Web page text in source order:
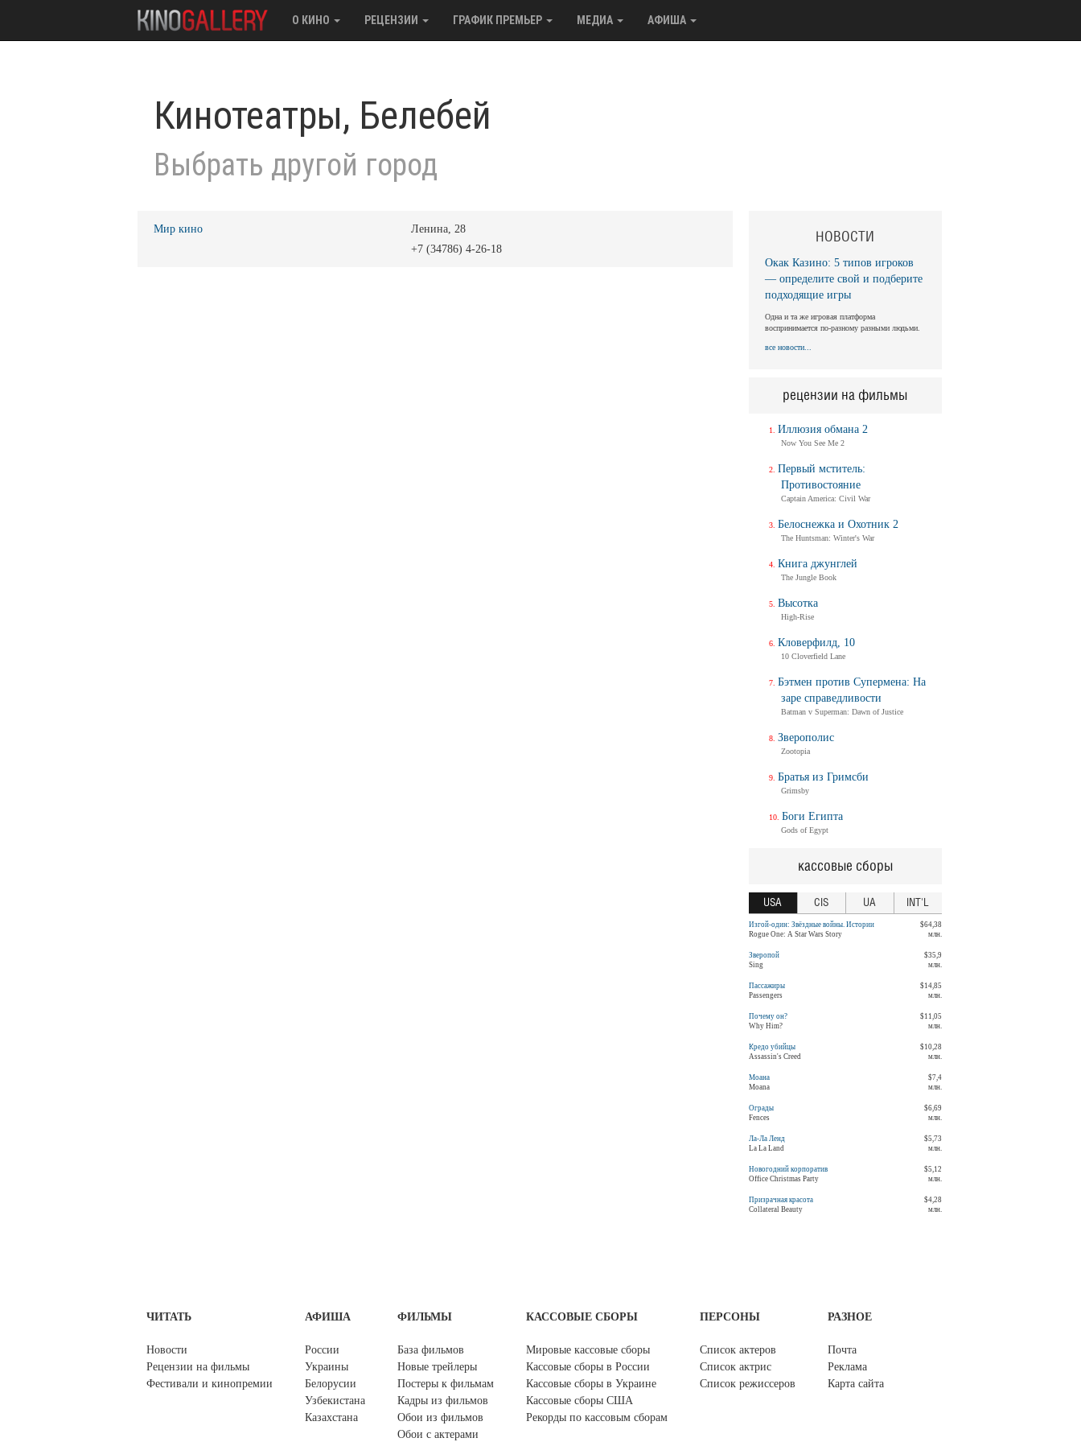
О КИНО РЕЦЕНЗИИ ГРАФИК ПРЕМЬЕР МЕДИА АФИША
Кинотеатры, Белебей
Выбрать другой город
Мир кино
Ленина, 28
+7 (34786) 4-26-18
НОВОСТИ
Окак Казино: 5 типов игроков
— определите свой и подберите
подходящие игры
Одна и та же игровая платформа
воспринимается по-разному разными людьми.
все новости...
рецензии на фильмы
Иллюзия обмана 2
Now You See Me 2
Первый мститель:
Противостояние
Captain America: Civil War
Белоснежка и Охотник 2
The Huntsman: Winter's War
Книга джунглей
The Jungle Book
Высотка
High-Rise
Кловерфилд, 10
10 Cloverfield Lane
Бэтмен против Супермена: На
заре справедливости
Batman v Superman: Dawn of Justice
Зверополис
Zootopia
Братья из Гримсби
Grimsby
Боги Египта
Gods of Egypt
кассовые сборы
USA CIS UA INT'L
Изгой-один: Звёздные войны. Истории
Rogue One: A Star Wars Story
$64,38
млн.
Зверопой
Sing
$35,9
млн.
Пассажиры
Passengers
$14,85
млн.
Почему он?
Why Him?
$11,05
млн.
Кредо убийцы
Assassin's Creed
$10,28
млн.
Моана
Moana
$7,4
млн.
Ограды
Fences
$6,69
млн.
Ла-Ла Ленд
La La Land
$5,73
млн.
Новогодний корпоратив
Office Christmas Party
$5,12
млн.
Призрачная красота
Collateral Beauty
$4,28
млн.
ЧИТАТЬ
Новости
Рецензии на фильмы
Фестивали и кинопремии
АФИША
России
Украины
Белорусии
Узбекистана
Казахстана
ФИЛЬМЫ
База фильмов
Новые трейлеры
Постеры к фильмам
Кадры из фильмов
Обои из фильмов
Обои с актерами
КАССОВЫЕ СБОРЫ
Мировые кассовые сборы
Кассовые сборы в России
Кассовые сборы в Украине
Кассовые сборы США
Рекорды по кассовым сборам
ПЕРСОНЫ
Список актеров
Список актрис
Список режиссеров
РАЗНОЕ
Почта
Реклама
Карта сайта